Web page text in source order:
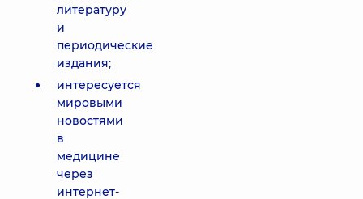
литературу
и
периодические
издания;
интересуется
мировыми
новостями
в
медицине
через
интернет-